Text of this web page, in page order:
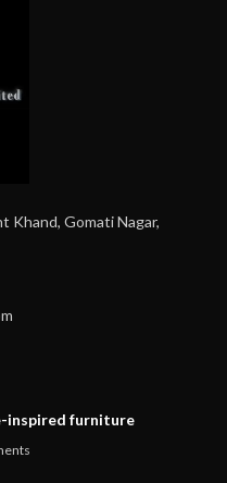
Khand, Gomati Nagar,
inspired furniture